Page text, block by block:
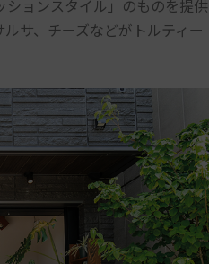
ョンスタイル」のものを提供
サ、チーズなどがトルティー